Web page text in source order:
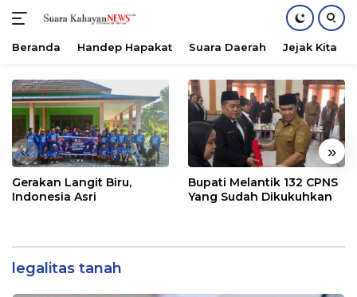
konten
Beranda Handep Hapakat Suara Daerah Jejak Kita
« »
Gerakan Langit Biru,
Indonesia Asri
Bupati Melantik 132 CPNS
Yang Sudah Dikukuhkan
legalitas tanah